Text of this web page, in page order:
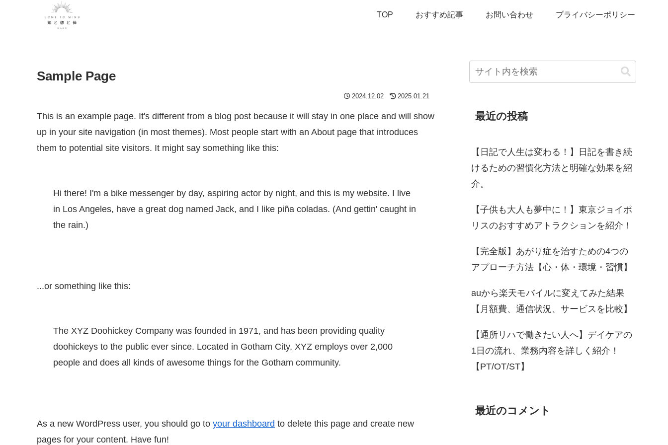
TOP おすすめ記事 お問い合わせ プライバシーポリシー
Sample Page
2024.12.02 2025.01.21
This is an example page. It's different from a blog post because it will stay in one place and will show
up in your site navigation (in most themes). Most people start with an About page that introduces
them to potential site visitors. It might say something like this:
Hi there! I'm a bike messenger by day, aspiring actor by night, and this is my website. I live
in Los Angeles, have a great dog named Jack, and I like piña coladas. (And gettin' caught in
the rain.)
...or something like this:
The XYZ Doohickey Company was founded in 1971, and has been providing quality
doohickeys to the public ever since. Located in Gotham City, XYZ employs over 2,000
people and does all kinds of awesome things for the Gotham community.
As a new WordPress user, you should go to your dashboard to delete this page and create new
pages for your content. Have fun!
最近の投稿
【日記で人生は変わる！】日記を書き続
けるための習慣化方法と明確な効果を紹
介。
【子供も大人も夢中に！】東京ジョイポ
リスのおすすめアトラクションを紹介！
【完全版】あがり症を治すための4つの
アプローチ方法【心・体・環境・習慣】
auから楽天モバイルに変えてみた結果
【月額費、通信状況、サービスを比較】
【通所リハで働きたい人へ】デイケアの
1日の流れ、業務内容を詳しく紹介！
【PT/OT/ST】
最近のコメント